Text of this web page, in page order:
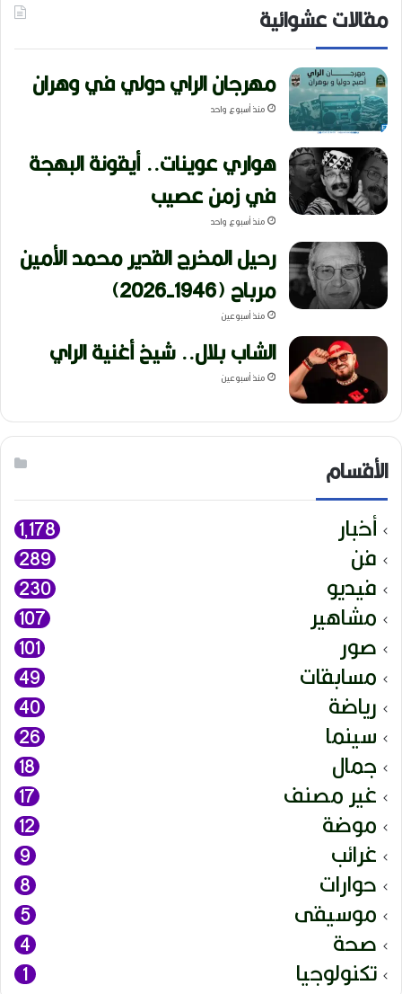
مقالات عشوائية
مهرجان الراي دولي في وهران
منذ أسبوع واحد
هواري عوينات.. أيقونة البهجة
في زمن عصيب
منذ أسبوع واحد
رحيل المخرج القدير محمد الأمين
مرباح (1946-2026)
منذ أسبوعين
الشاب بلال.. شيخ أغنية الراي
منذ أسبوعين
الأقسام
أخبار 1٬178
فن 289
فيديو 230
مشاهير 107
صور 101
مسابقات 49
رياضة 40
سينما 26
جمال 18
غير مصنف 17
موضة 12
غرائب 9
حوارات 8
موسيقى 5
صحة 4
تكنولوجيا 1